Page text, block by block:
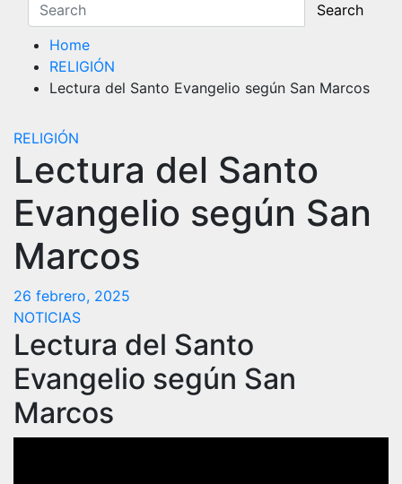
Search
Home
RELIGIÓN
Lectura del Santo Evangelio según San Marcos
RELIGIÓN
Lectura del Santo
Evangelio según San
Marcos
26 febrero, 2025
NOTICIAS
Lectura del Santo
Evangelio según San
Marcos